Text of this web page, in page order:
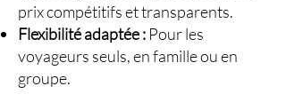
prix compétitifs et transparents.
Flexibilité adaptée : Pour les
voyageurs seuls, en famille ou en
groupe.